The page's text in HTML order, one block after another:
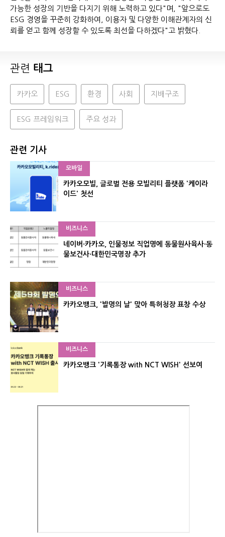
가능한 성장의 기반을 다지기 위해 노력하고 있다"며, "앞으로도
ESG 경영을 꾸준히 강화하여, 이용자 및 다양한 이해관계자의 신
뢰를 얻고 함께 성장할 수 있도록 최선을 다하겠다"고 밝혔다.
관련 태그
카카오 ESG 환경 사회 지배구조
ESG 프레임워크 주요 성과
관련 기사
모바일
카카오모빌, 글로벌 전용 모빌리티 플랫폼 '케이라
이드' 첫선
비즈니스
네이버·카카오, 인물정보 직업명에 동물원사육사·동
물보건사·대한민국명장 추가
비즈니스
카카오뱅크, '발명의 날' 맞아 특허청장 표창 수상
비즈니스
카카오뱅크 '기록통장 with NCT WISH' 선보여